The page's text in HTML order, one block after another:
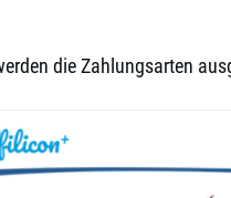
die Zahlungsarten